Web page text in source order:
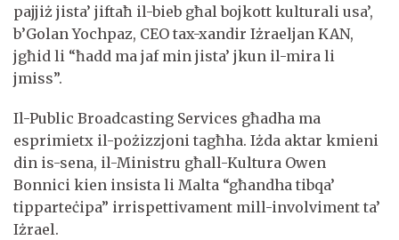
pajjiż jista’ jiftaħ il-bieb għal bojkott kulturali usa’,
b’Golan Yochpaz, CEO tax-xandir Iżraeljan KAN,
jgħid li “ħadd ma jaf min jista’ jkun il-mira li
jmiss”.
Il-Public Broadcasting Services għadha ma
esprimietx il-pożizzjoni tagħha. Iżda aktar kmieni
din is-sena, il-Ministru għall-Kultura Owen
Bonnici kien insista li Malta “għandha tibqa’
tipparteċipa” irrispettivament mill-involviment ta’
Iżrael.